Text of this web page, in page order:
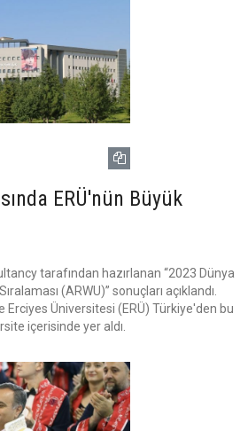
ERÜ'nün Büyük
tarafından hazırlanan “2023 Dünya
(ARWU)” sonuçları açıklandı.
Erciyes Üniversitesi (ERÜ) Türkiye'den bu
içerisinde yer aldı.